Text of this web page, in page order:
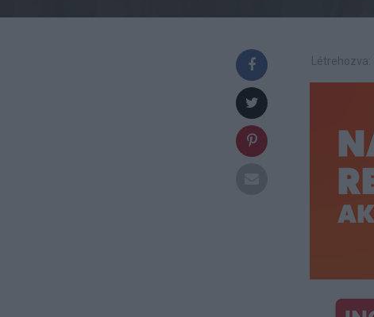
Létrehozva: